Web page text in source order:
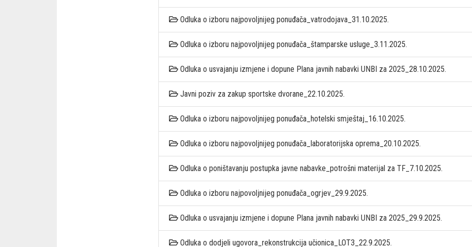
Odluka o izboru najpovoljnijeg ponuđača_vatrodojava_31.10.2025.
Odluka o izboru najpovoljnijeg ponuđača_štamparske usluge_3.11.2025.
Odluka o usvajanju izmjene i dopune Plana javnih nabavki UNBI za 2025_28.10.2025.
Javni poziv za zakup sportske dvorane_22.10.2025.
Odluka o izboru najpovoljnijeg ponuđača_hotelski smještaj_16.10.2025.
Odluka o izboru najpovoljnijeg ponuđača_laboratorijska oprema_20.10.2025.
Odluka o poništavanju postupka javne nabavke_potrošni materijal za TF_7.10.2025.
Odluka o izboru najpovoljnijeg ponuđača_ogrjev_29.9.2025.
Odluka o usvajanju izmjene i dopune Plana javnih nabavki UNBI za 2025_29.9.2025.
Odluka o dodjeli ugovora_rekonstrukcija učionica_LOT3_22.9.2025.